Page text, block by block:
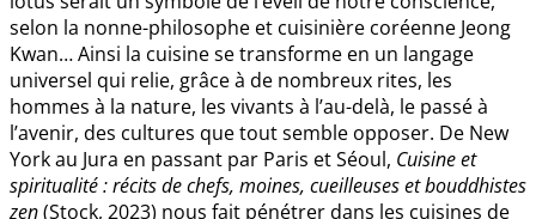
selon la nonne-philosophe et cuisinière coréenne Jeong
Kwan… Ainsi la cuisine se transforme en un langage
universel qui relie, grâce à de nombreux rites, les
hommes à la nature, les vivants à l’au-delà, le passé à
l’avenir, des cultures que tout semble opposer. De New
York au Jura en passant par Paris et Séoul, Cuisine et
spiritualité : récits de chefs, moines, cueilleuses et bouddhistes
zen(Stock, 2023) nous fait pénétrer dans les cuisines de